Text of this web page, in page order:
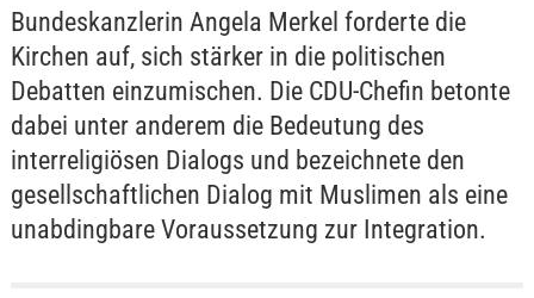
Bundeskanzlerin Angela Merkel forderte die
Kirchen auf, sich stärker in die politischen
Debatten einzumischen. Die CDU-Chefin betonte
dabei unter anderem die Bedeutung des
interreligiösen Dialogs und bezeichnete den
gesellschaftlichen Dialog mit Muslimen als eine
unabdingbare Voraussetzung zur Integration.